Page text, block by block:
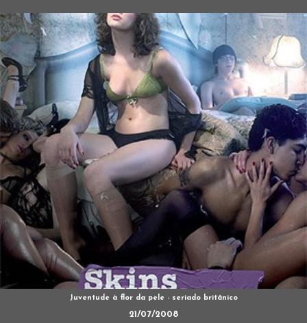
Juventude à flor da pele - seriado britânico
21/07/2008